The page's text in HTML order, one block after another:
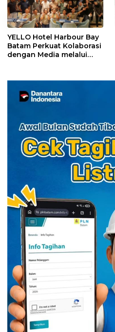
«
YELLO Hotel Harbour Bay
Batam Perkuat Kolaborasi
dengan Media melalui